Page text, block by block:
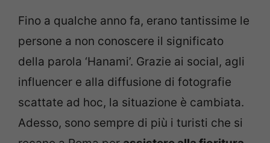
Fino a qualche anno fa, erano tantissime le
persone a non conoscere il significato
della parola ‘Hanami’. Grazie ai social, agli
influencer e alla diffusione di fotografie
scattate ad hoc, la situazione è cambiata.
Adesso, sono sempre di più i turisti che si